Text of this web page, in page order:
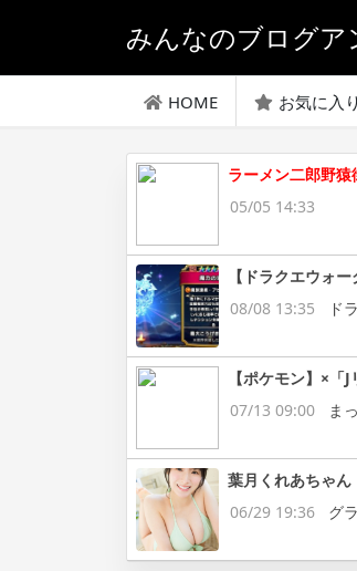
みんなのブログア
HOME お気に入り
ラーメン二郎野
05/05 14:33
【ドラクエウォ
08/08 13:35
ド
【ポケモン】×
07/13 09:00
ま
葉月くれあちゃ
06/29 19:36
グ